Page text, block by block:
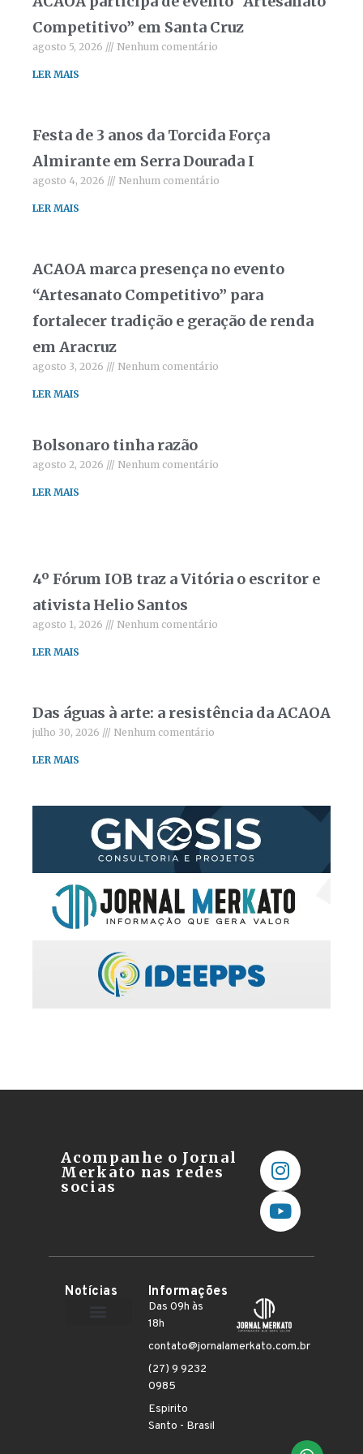
Competitivo” em Santa Cruz
agosto 5, 2026 Nenhum comentário
LER MAIS
Festa de 3 anos da Torcida Força
Almirante em Serra Dourada I
agosto 4, 2026 Nenhum comentário
LER MAIS
ACAOA marca presença no evento
“Artesanato Competitivo” para
fortalecer tradição e geração de renda
em Aracruz
agosto 3, 2026 Nenhum comentário
LER MAIS
Bolsonaro tinha razão
agosto 2, 2026 Nenhum comentário
LER MAIS
4º Fórum IOB traz a Vitória o escritor e
ativista Helio Santos
agosto 1, 2026 Nenhum comentário
LER MAIS
Das águas à arte: a resistência da ACAOA
julho 30, 2026 Nenhum comentário
LER MAIS
Acompanhe o Jornal
Merkato nas redes
socias
Notícias Informações
Das 09h às
18h
contato@jornalamerkato.com.br
(27) 9 9232
0985
Espirito
Santo - Brasil